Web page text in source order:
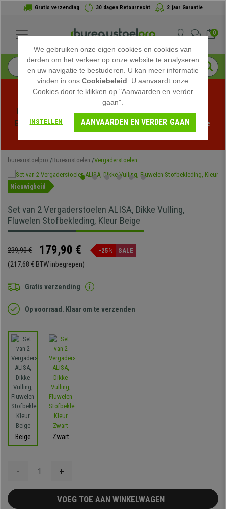
Gratis verzending 30 dagen Retourrecht 2 jaar Garantie
0
Profiteer van de Zomeruitverkoop bij bureaustoelpro!
Exclusieve kortingen voor een beperkte tijd - Bekijk de
bureaustoelpro Bureaustoelen Vergaderstoelen
Nieuwigheid
Set van 2 Vergaderstoelen ALISA, Dikke Vulling,
Fluwelen Stofbekleding, Kleur Beige
239,90 € 179,90 € -25% SALE
(217,68 € BTW inbegrepen)
Gratis verzending
Op voorraad. Klaar om te verzenden
Beige Zwart
- +
VOEG TOE AAN WINKELWAGEN
We gebruiken onze eigen cookies en cookies van
derden om het verkeer op onze website te analyseren
en uw navigatie te bestuderen. U kan meer informatie
vinden in onsCookiebeleid . U aanvaardt onze
Cookies door te klikken op "Aanvaarden en verder
gaan".
INSTELLEN AANVAARDEN EN VERDER GAAN